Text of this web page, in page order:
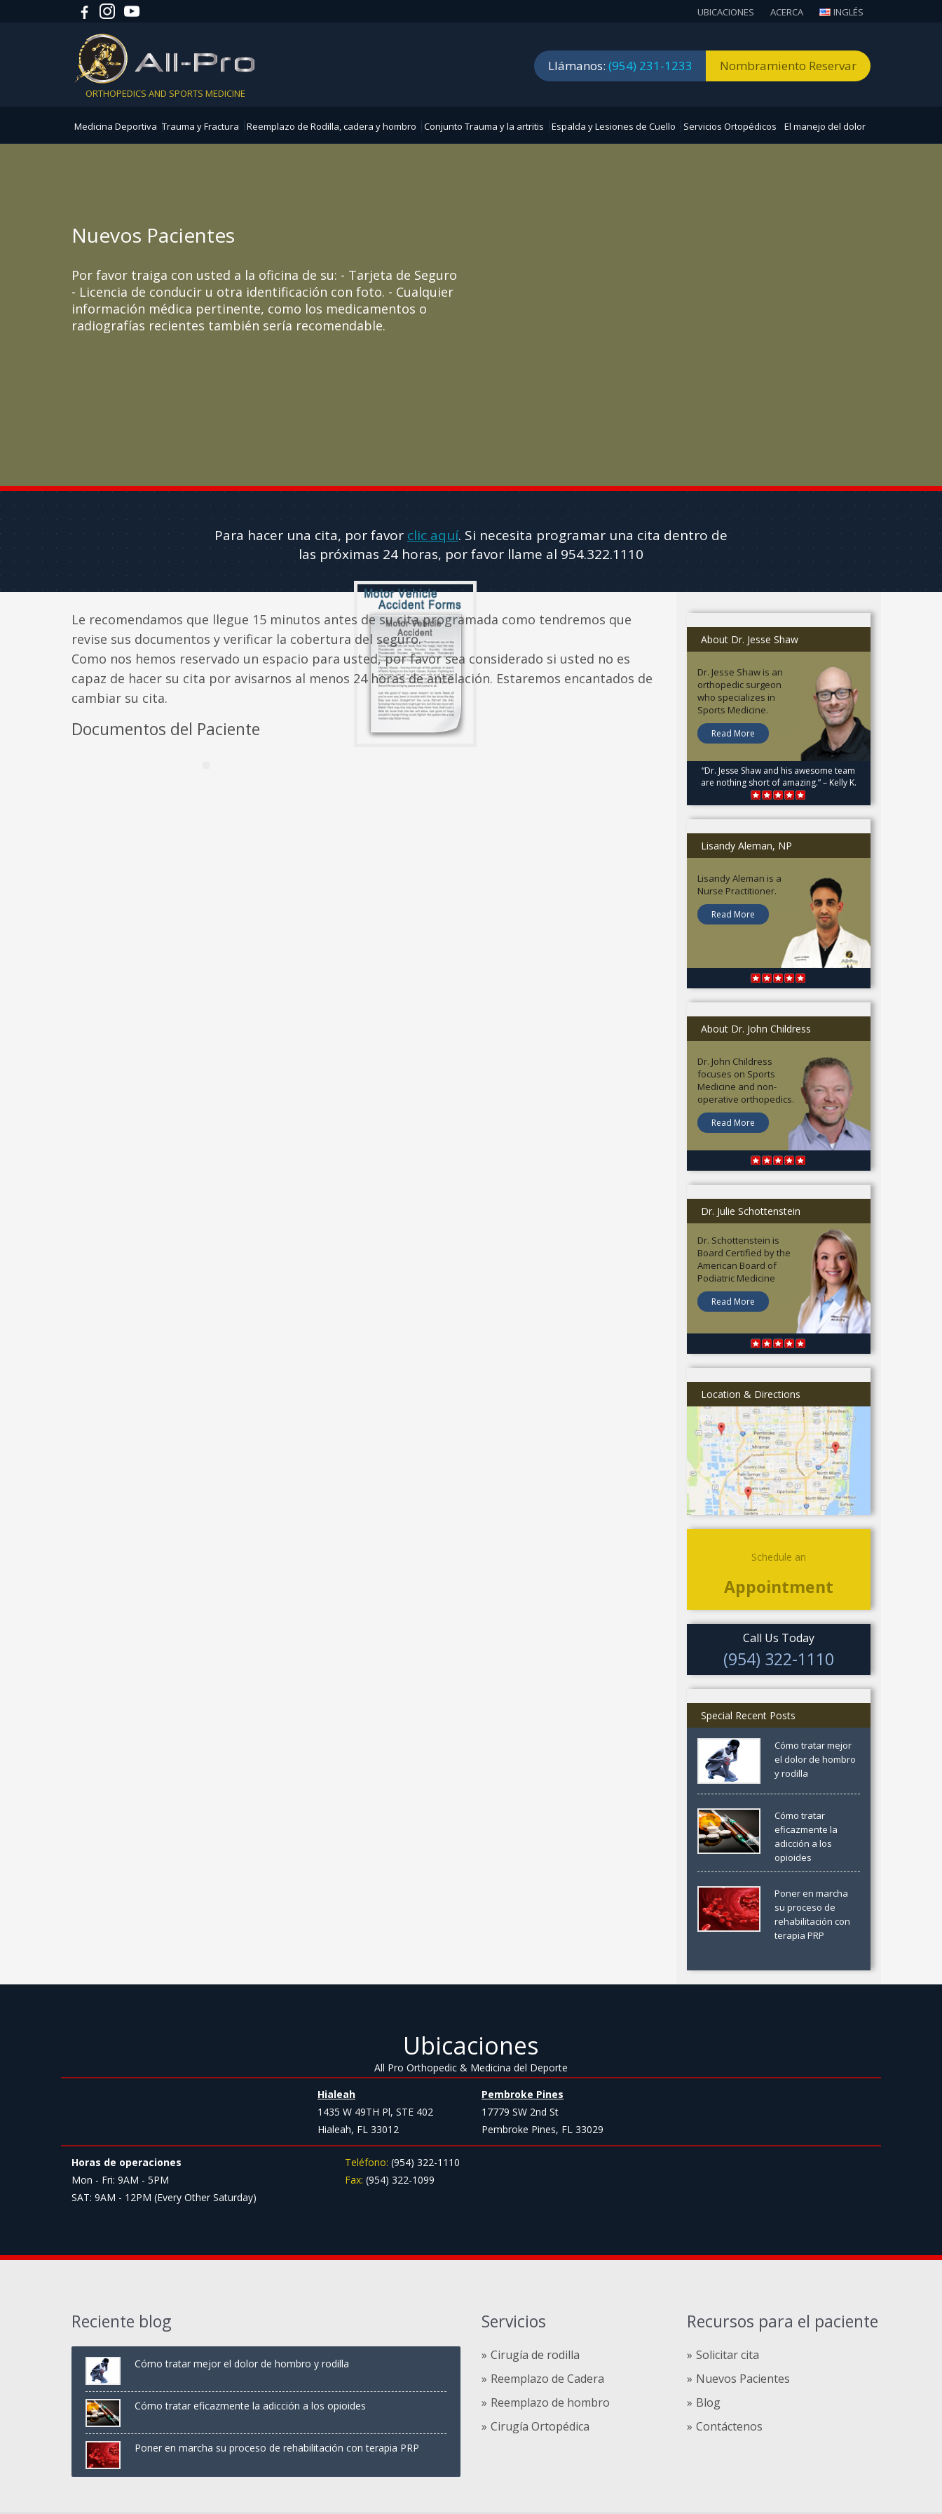
UBICACIONES ACERCA INGLÉS
ORTHOPEDICS AND SPORTS MEDICINE
Llámanos: (954) 231-1233 Nombramiento Reservar
Medicina Deportiva Trauma y Fractura Reemplazo de Rodilla, cadera y hombro Conjunto Trauma y la artritis Espalda y Lesiones de Cuello Servicios Ortopédicos El manejo del dolor
Nuevos Pacientes
Por favor traiga con usted a la oficina de su: - Tarjeta de Seguro
- Licencia de conducir u otra identificación con foto. - Cualquier
información médica pertinente, como los medicamentos o
radiografías recientes también sería recomendable.
Para hacer una cita, por favor clic aquí. Si necesita programar una cita dentro de
las próximas 24 horas, por favor llame al 954.322.1110
Le recomendamos que llegue 15 minutos antes de su cita programada como tendremos que
revise sus documentos y verificar la cobertura del seguro.
Como nos hemos reservado un espacio para usted, por favor sea considerado si usted no es
capaz de hacer su cita por avisarnos al menos 24 horas de antelación. Estaremos encantados de
cambiar su cita.
Documentos del Paciente
About Dr. Jesse Shaw
Dr. Jesse Shaw is an
orthopedic surgeon
who specializes in
Sports Medicine.
Read More
“Dr. Jesse Shaw and his awesome team
are nothing short of amazing.” – Kelly K.
Lisandy Aleman, NP
Lisandy Aleman is a
Nurse Practitioner.
Read More
About Dr. John Childress
Dr. John Childress
focuses on Sports
Medicine and non-
operative orthopedics.
Read More
Dr. Julie Schottenstein
Dr. Schottenstein is
Board Certified by the
American Board of
Podiatric Medicine
Read More
Location & Directions
Schedule an
Appointment
Call Us Today
(954) 322-1110
Special Recent Posts
Cómo tratar mejor
el dolor de hombro
y rodilla
Cómo tratar
eficazmente la
adicción a los
opioides
Poner en marcha
su proceso de
rehabilitación con
terapia PRP
Ubicaciones
All Pro Orthopedic & Medicina del Deporte
Hialeah
1435 W 49TH Pl, STE 402
Hialeah, FL 33012
Pembroke Pines
17779 SW 2nd St
Pembroke Pines, FL 33029
Horas de operaciones
Mon - Fri: 9AM - 5PM
SAT: 9AM - 12PM (Every Other Saturday)
Teléfono: (954) 322-1110
Fax: (954) 322-1099
Reciente blog
Cómo tratar mejor el dolor de hombro y rodilla
Cómo tratar eficazmente la adicción a los opioides
Poner en marcha su proceso de rehabilitación con terapia PRP
Servicios
Cirugía de rodilla
Reemplazo de Cadera
Reemplazo de hombro
Cirugía Ortopédica
Recursos para el paciente
Solicitar cita
Nuevos Pacientes
Blog
Contáctenos